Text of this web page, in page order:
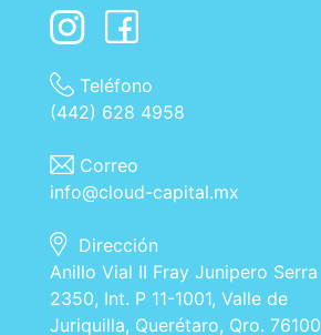
Teléfono
(442) 628 4958
Correo
info@cloud-capital.mx
Dirección
Anillo Vial II Fray Junipero Serra
2350, Int. P 11-1001, Valle de
Juriquilla, Querétaro, Qro. 76100